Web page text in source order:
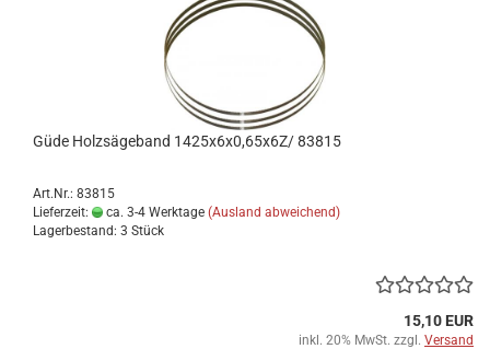
Güde Holzsägeband 1425x6x0,65x6Z/ 83815
Art.Nr.: 83815
Lieferzeit:
ca. 3-4 Werktage (Ausland abweichend)
Lagerbestand: 3 Stück
15,10 EUR
inkl. 20% MwSt. zzgl. Versand